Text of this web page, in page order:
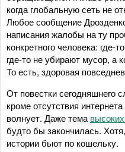
когда глобальную сеть не
Любое сообщение
написания жалобы на ту
конкретного человека: где-
где-то не убирают мусор, а
То есть, здоровая
От повестки сегодняшнего
кроме отсутствия
волнует. Даже тема
будто бы закончилась.
истории бьют по кошельку.